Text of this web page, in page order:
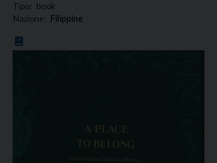
Tipo: book
Nazione: Filippine